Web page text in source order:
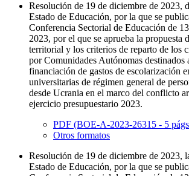
Resolución de 19 de diciembre de 2023,
Estado de Educación, por la que se
Conferencia Sectorial de Educación de
2023, por el que se aprueba la propuesta
territorial y los criterios de reparto de los
por Comunidades Autónomas destinados
financiación de gastos de escolarización
universitarias de régimen general de
desde Ucrania en el marco del conflicto
ejercicio presupuestario 2023.
PDF (BOE-A-2023-26315 - 5
Otros formatos
Resolución de 19 de diciembre de 2023,
Estado de Educación, por la que se